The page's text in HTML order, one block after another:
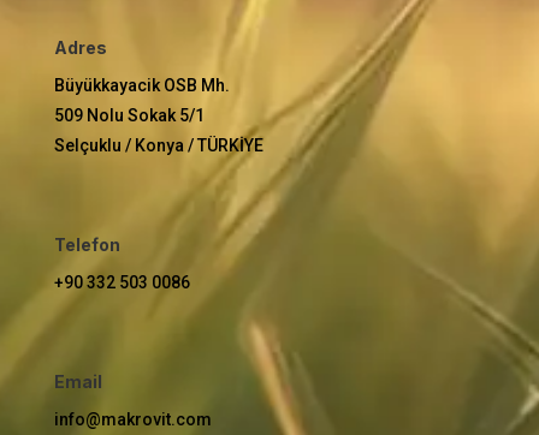
Adres
Büyükkayacik OSB Mh.
509 Nolu Sokak 5/1
Selçuklu / Konya / TÜRKİYE
Telefon
+90 332 503 0086
Email
info@makrovit.com